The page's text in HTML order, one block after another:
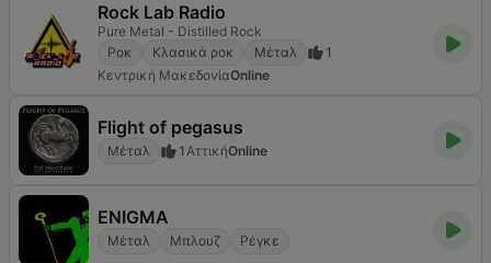
Rock Lab Radio
Pure Metal - Distilled Rock
Ροκ
Κλασικά ροκ Μέταλ
1
Κεντρική ΜακεδονίαOnline
Flight of pegasus
Μέταλ 1 ΑττικήOnline
ENIGMA
Μέταλ Μπλουζ Ρέγκε